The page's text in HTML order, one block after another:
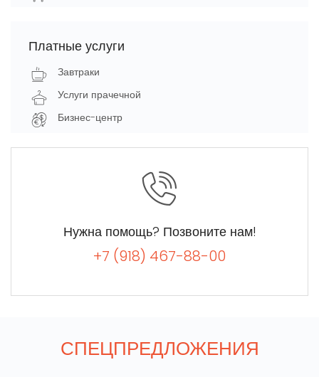
Платные услуги
Завтраки
Услуги прачечной
Бизнес-центр
Нужна помощь? Позвоните нам!
+7 (918) 467-88-00
СПЕЦПРЕДЛОЖЕНИЯ